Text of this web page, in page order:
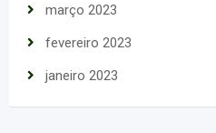
março 2023
fevereiro 2023
janeiro 2023